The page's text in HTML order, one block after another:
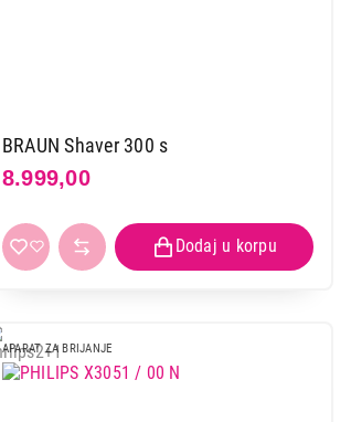
BRAUN Shaver 300 s
8.999,00
APARAT ZA BRIJANJE